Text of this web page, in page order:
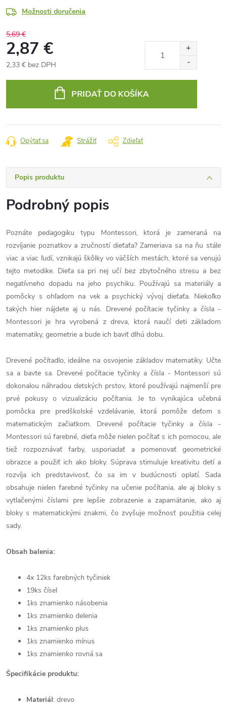
Možnosti doručenia
5,69 €
2,87 €
2,33 € bez DPH
PRIDAŤ DO KOŠÍKA
Opýtať sa Strážiť Zdieľať
Popis produktu
Podrobný popis
Poznáte pedagogiku typu Montessori, ktorá je zameraná na
rozvíjanie poznatkov a zručností dieťaťa? Zameriava sa na ňu stále
viac a viac ľudí, vznikajú škôlky vo väčších mestách, ktoré sa venujú
tejto metodike. Dieťa sa pri nej učí bez zbytočného stresu a bez
negatívneho dopadu na jeho psychiku. Používajú sa materiály a
pomôcky s ohľadom na vek a psychický vývoj dieťaťa. Niekoľko
takých hier nájdete aj u nás. Drevené počítacie tyčinky a čísla -
Montessori je hra vyrobená z dreva, ktorá naučí deti základom
matematiky, geometrie a bude ich baviť dlhú dobu.
Drevené počítadlo, ideálne na osvojenie základov matematiky. Učte
sa a bavte sa. Drevené počítacie tyčinky a čísla - Montessori sú
dokonalou náhradou detských prstov, ktoré používajú najmenší pre
prvé pokusy o vizualizáciu počítania. Je to vynikajúca učebná
pomôcka pre predškolské vzdelávanie, ktorá pomôže deťom s
matematickým začiatkom. Drevené počítacie tyčinky a čísla -
Montessori sú farebné, dieťa môže nielen počítať s ich pomocou, ale
tiež rozpoznávať farby, usporiadať a pomenovať geometrické
obrazce a použiť ich ako bloky. Súprava stimuluje kreativitu detí a
rozvíja ich predstavivosť, čo sa im v budúcnosti oplatí. Sada
obsahuje nielen farebné tyčinky na učenie počítania, ale aj bloky s
vytlačenými číslami pre lepšie zobrazenie a zapamätanie, ako aj
bloky s matematickými znakmi, čo zvyšuje možnosť použitia celej
sady.
Obsah balenia:
4x 12ks farebných tyčiniek
19ks čísel
1ks znamienko násobenia
1ks znamienko delenia
1ks znamienko plus
1ks znamienko mínus
1ks znamienko rovná sa
Špecifikácie produktu:
Materiál: drevo